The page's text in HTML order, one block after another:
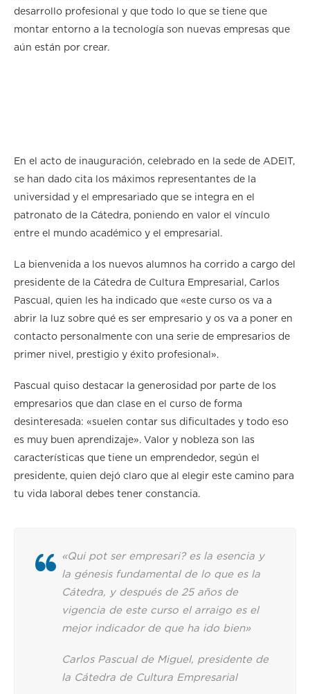
desarrollo profesional y que todo lo que se tiene que
montar entorno a la tecnología son nuevas empresas que
aún están por crear.
En el acto de inauguración, celebrado en la sede de ADEIT,
se han dado cita los máximos representantes de la
universidad y el empresariado que se integra en el
patronato de la Cátedra, poniendo en valor el vínculo
entre el mundo académico y el empresarial.
La bienvenida a los nuevos alumnos ha corrido a cargo del
presidente de la Cátedra de Cultura Empresarial, Carlos
Pascual, quien les ha indicado que «este curso os va a
abrir la luz sobre qué es ser empresario y os va a poner en
contacto personalmente con una serie de empresarios de
primer nivel, prestigio y éxito profesional».
Pascual quiso destacar la generosidad por parte de los
empresarios que dan clase en el curso de forma
desinteresada: «suelen contar sus dificultades y todo eso
es muy buen aprendizaje». Valor y nobleza son las
características que tiene un emprendedor, según el
presidente, quien dejó claro que al elegir este camino para
tu vida laboral debes tener constancia.
«Qui pot serempresari? es la esencia y
la génesis fundamental de lo que es la
Cátedra, y después de 25 años de
vigencia de este curso el arraigo es el
mejor indicador de que ha ido bien»
Carlos Pascual de Miguel, presidente de
la Cátedra de Cultura Empresarial